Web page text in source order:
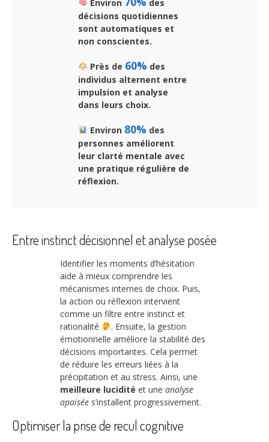
Environ
des
décisions quotidiennes
sont automatiques et
non conscientes.
Près de 60% des
individus alternent entre
impulsion et analyse
dans leurs choix.
Environ 80% des
personnes améliorent
leur clarté mentale avec
une pratique régulière de
réflexion.
Entre instinct décisionnel et analyse posée
Identifier les moments d’hésitation
aide à mieux comprendre les
mécanismes internes de choix. Puis,
la action ou réflexion intervient
comme un filtre entre instinct et
rationalité
. Ensuite, la gestion
émotionnelle améliore la stabilité des
décisions importantes. Cela permet
de réduire les erreurs liées à la
précipitation et au stress. Ainsi, une
meilleure lucidité et une analyse
apaisée s’installent progressivement.
Optimiser la prise de recul cognitive